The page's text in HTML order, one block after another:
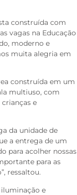
construída com
vagas na Educação
moderno e
muita alegria em
construída em um
multiuso, com
e
da unidade de
a entrega de um
para acolher nossas
para as
ressaltou.
e